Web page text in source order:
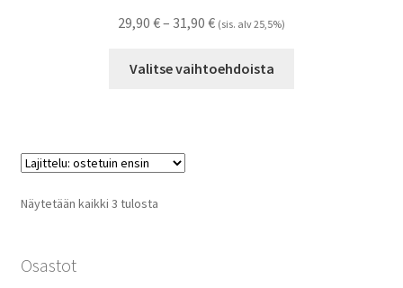
29,90 €– 31,90 €Hintaluokka:
-
(sis. alv 25,5%)
Valitse vaihtoehdoista
Näytetään kaikki 3 tulostaSuosituimmat
Osastot